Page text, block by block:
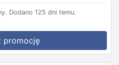
Dodano 125 dni temu.
promocję